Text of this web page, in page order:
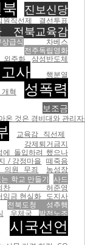
진보신당
직선제 결선투표
전북교육감
상급식
차베스
전주독립영화
외주화 삼성반도체
사
핵분열
혁
성폭력
보조금
온 것은 경비대와 관
교육감 직선제
강제퇴거금지
에 돌입하려 했으나
/ 강정마을 떼죽음
의원 무죄
농성장
학교 만들기 사드
찬 / 허준영
임금 현실화 도지사
전북도청 성추행
우체국
발전노조
시국선언